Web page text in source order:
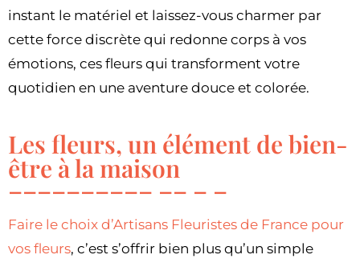
instant le matériel et laissez-vous charmer par
cette force discrète qui redonne corps à vos
émotions, ces fleurs qui transforment votre
quotidien en une aventure douce et colorée.
Les fleurs, un élément de bien-
être à la maison
Faire le choix d’Artisans Fleuristes de France pour
vos fleurs, c’est s’offrir bien plus qu’un simple